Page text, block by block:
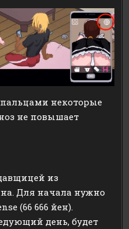
некоторые
не повышает
из
Для начала нужно
(66 666 йен).
день, будет